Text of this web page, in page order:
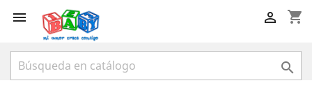
 shopping_cart

